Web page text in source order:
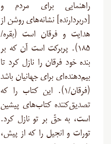
راهنمایی برای مردم و
[دربردارنده] نشانه‌های روشن از
هدایت و فرقان است (بقره/
۱۸۵). پربرکت است آن که بر
بنده خود فرقان را نازل کرد تا
بیم‌دهنده‌ای برای جهانیان باشد
(فرقان/۱). این کتاب را که
تصدیق‌کننده کتاب‌های پیشین
است، به حقّ بر تو نازل کرد.
تورات و انجیل را که از پیش،